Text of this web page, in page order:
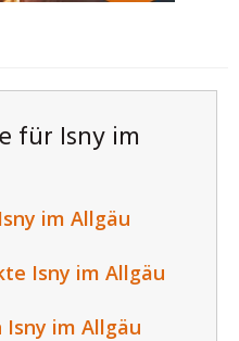
für Isny im
im Allgäu
Isny im Allgäu
Isny im Allgäu